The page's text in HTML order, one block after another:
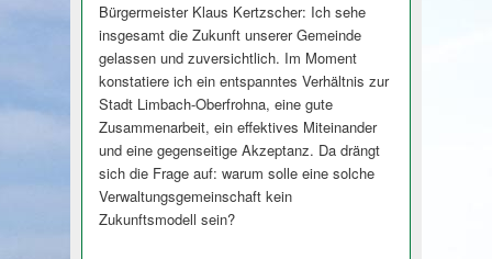
Bürgermeister Klaus Kertzscher: Ich sehe
insgesamt die Zukunft unserer Gemeinde
gelassen und zuversichtlich. Im Moment
konstatiere ich ein entspanntes Verhältnis zur
Stadt Limbach-Oberfrohna, eine gute
Zusammenarbeit, ein effektives Miteinander
und eine gegenseitige Akzeptanz. Da drängt
sich die Frage auf: warum solle eine solche
Verwaltungsge­meinschaft kein
Zukunftsmodell se­in?